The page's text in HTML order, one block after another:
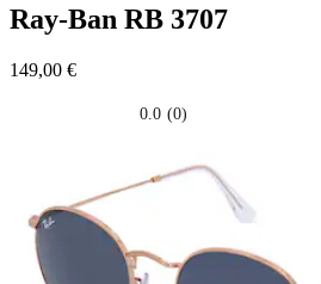
Ray-Ban RB 3707
149,00 €
0.0 (0)